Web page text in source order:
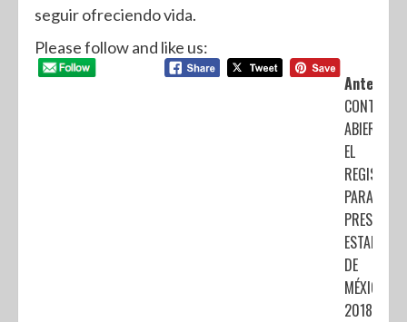
seguir ofreciendo vida.
Please follow and like us:
Anterior:
CONTINÚA
ABIERTO
EL
REGISTRO
PARA LA
PRESEA
ESTADO
DE
MÉXICO
2018